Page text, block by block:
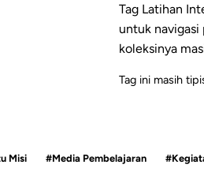
Tag Latihan
untuk navigasi
koleksinya
Tag ini masih
Misi #Media Pembelajaran